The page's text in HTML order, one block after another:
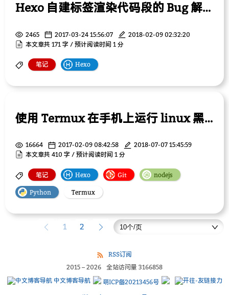
Hexo 自建标签渲染代码段的 Bug 解决方案
2465 2017-03-24 15:56:07
2018-02-09 02:32:20
本文章共 171 字 / 预计阅读时间 1 分
笔记 Hexo
使用 Termux 在手机上运行 linux 黑科技
16664 2017-02-09 08:42:58
2018-07-07 15:45:59
本文章共 410 字 / 预计阅读时间 1 分
笔记 Hexo Git nodejs
Python Termux
1 2
RSS订阅
2015 – 2026 全站访问量 3166858
中文博客导航
萌ICP备20213456号